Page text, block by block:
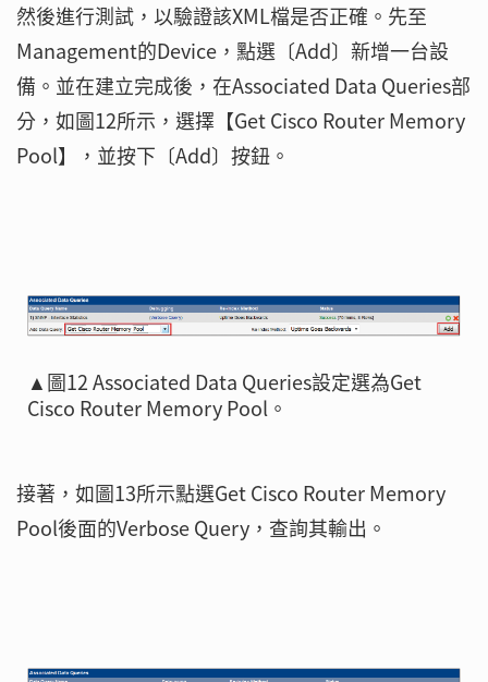
然後進行測試，以驗證該XML檔是否正確。先至
Management的Device，點選〔Add〕新增一台設
備。並在建立完成後，在Associated Data Queries部
分，如圖12所示，選擇【Get Cisco Router Memory
Pool】，並按下〔Add〕按鈕。
▲圖12 Associated Data Queries設定選為Get
Cisco Router Memory Pool。
接著，如圖13所示點選Get Cisco Router Memory
Pool後面的Verbose Query，查詢其輸出。